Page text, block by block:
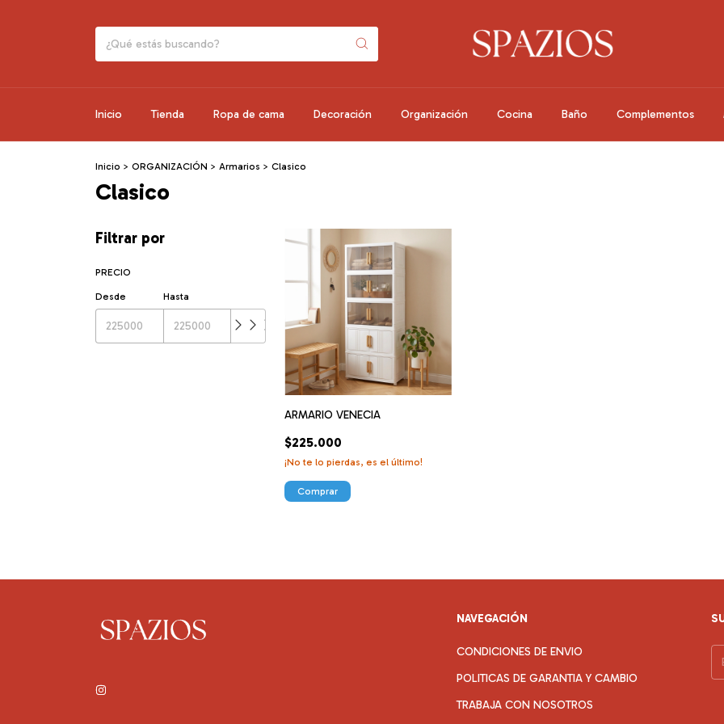
Inicio Tienda Ropa de cama Decoración Organización Cocina Baño Complementos
Inicio > ORGANIZACIÓN > Armarios > Clasico
Clasico
Filtrar por
PRECIO
Desde Hasta
ARMARIO VENECIA
$225.000
¡No te lo pierdas, es el último!
NAVEGACIÓN
CONDICIONES DE ENVIO
POLITICAS DE GARANTIA Y CAMBIO
TRABAJA CON NOSOTROS